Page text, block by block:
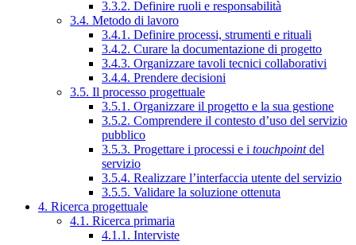
3.3.2. Definire ruoli e responsabilità
3.4. Metodo di lavoro
3.4.1. Definire processi, strumenti e rituali
3.4.2. Curare la documentazione di progetto
3.4.3. Organizzare tavoli tecnici collaborativi
3.4.4. Prendere decisioni
3.5. Il processo progettuale
3.5.1. Organizzare il progetto e la sua gestione
3.5.2. Comprendere il contesto d’uso del servizio
pubblico
3.5.3. Progettare i processi e i touchpointdel
servizio
3.5.4. Realizzare l’interfaccia utente del servizio
3.5.5. Validare la soluzione ottenuta
4. Ricerca progettuale
4.1. Ricerca primaria
4.1.1. Interviste